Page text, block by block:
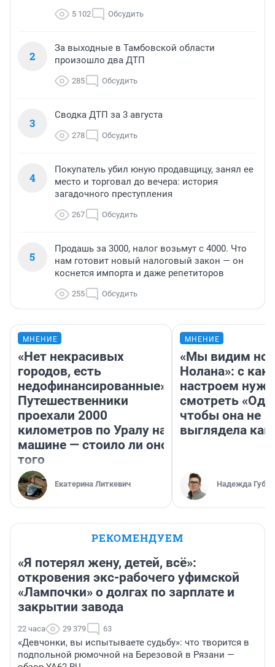
5 102 Обсудить
2
За выходные в Тамбовской области
произошло два ДТП
285 Обсудить
3
Сводка ДТП за 3 августа
278 Обсудить
4
Покупатель убил юную продавщицу, занял ее
место и торговал до вечера: история
загадочного преступления
267 Обсудить
5
Продашь за 3000, налог возьмут с 4000. Что
нам готовит новый налоговый закон — он
коснется импорта и даже репетиторов
255 Обсудить
МНЕНИЕ
«Нет некрасивых
городов, есть
недофинансированные».
Путешественники
проехали 2000
километров по Уралу на
машине — стоило ли оно
того
Екатерина Литкевич
МНЕНИЕ
«Мы видим
Нолана»: с
настроем
смотреть
чтобы она не
выглядела как
Надежда
РЕКОМЕНДУЕМ
«Я потерял жену, детей, всё»:
откровения экс-рабочего уфимской
«Лампочки» о долгах по зарплате и
закрытии завода
22 часа 29 379 63
«Девчонки, вы испытываете судьбу»: что творится в
подпольной рюмочной на Березовой в Рязани —